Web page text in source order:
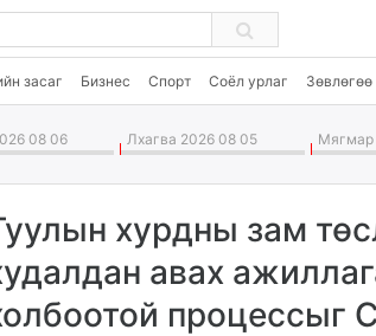
засаг Бизнес Спорт Соёл урлаг Зөвлөгөө
08 06 Лхагва 2026 08 05 Мягмар
хурдны зам
авах
процессыг